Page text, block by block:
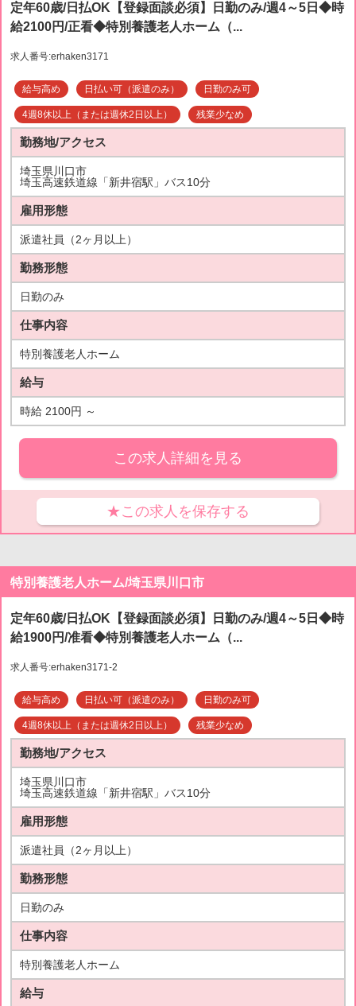
定年60歳/日払OK【登録面談必須】日勤のみ/週4～5日◆時
給2100円/正看◆特別養護老人ホーム（...
求人番号:erhaken3171
給与高め 日払い可（派遣のみ） 日勤のみ可
4週8休以上（または週休2日以上） 残業少なめ
勤務地/アクセス
埼玉県川口市
埼玉高速鉄道線「新井宿駅」バス10分
雇用形態
派遣社員（2ヶ月以上）
勤務形態
日勤のみ
仕事内容
特別養護老人ホーム
給与
時給 2100円 ～
この求人詳細を見る
★この求人を保存する
特別養護老人ホーム/埼玉県川口市
定年60歳/日払OK【登録面談必須】日勤のみ/週4～5日◆時
給1900円/准看◆特別養護老人ホーム（...
求人番号:erhaken3171-2
給与高め 日払い可（派遣のみ） 日勤のみ可
4週8休以上（または週休2日以上） 残業少なめ
勤務地/アクセス
埼玉県川口市
埼玉高速鉄道線「新井宿駅」バス10分
雇用形態
派遣社員（2ヶ月以上）
勤務形態
日勤のみ
仕事内容
特別養護老人ホーム
給与